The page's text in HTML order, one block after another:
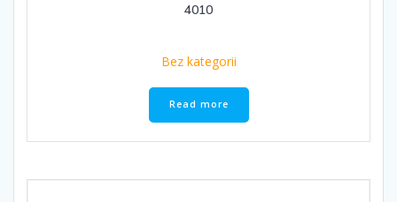
4010
Bez kategorii
Read more